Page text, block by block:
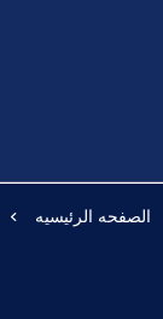
الصفحه الرئيسيه